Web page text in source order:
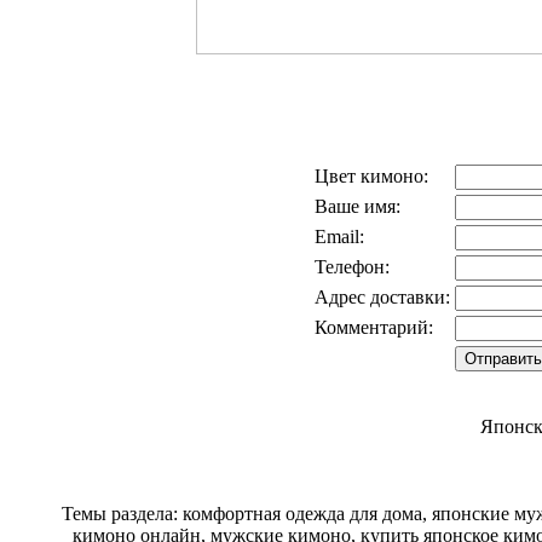
Цвет кимоно:
Ваше имя:
Email:
Телефон:
Адрес доставки:
Комментарий:
Темы раздела: комфортная одежда для дома, японские
кимоно онлайн, мужские кимоно, купить японское